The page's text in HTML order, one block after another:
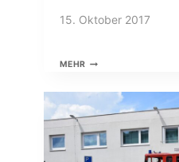
15. Oktober 2017
MEHRBRONZE